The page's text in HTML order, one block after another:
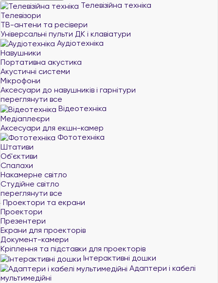
Телевізійна техніка
Телевізори
ТВ-антени та ресівери
Універсальні пульти ДК і клавіатури
Аудіотехніка
Навушники
Портативна акустика
Акустичні системи
Мікрофони
Аксесуари до навушників і гарнітури
переглянути все
Відеотехніка
Медіаплеєри
Аксесуари для екшн-камер
Фототехніка
Штативи
Об'єктиви
Спалахи
Накамерне світло
Студійне світло
переглянути все
Проектори та екрани
Проектори
Презентери
Екрани для проекторів
Документ-камери
Кріплення та підставки для проекторів
Інтерактивні дошки
Адаптери і кабелі
мультимедійні